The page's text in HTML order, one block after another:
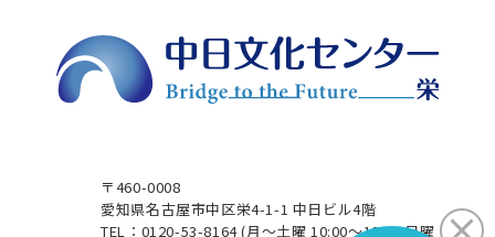
〒460-0008
愛知県名古屋市中区栄4-1-1 中日ビル4階
TEL：0120-53-8164(月～土曜 10:00～19:00 日曜